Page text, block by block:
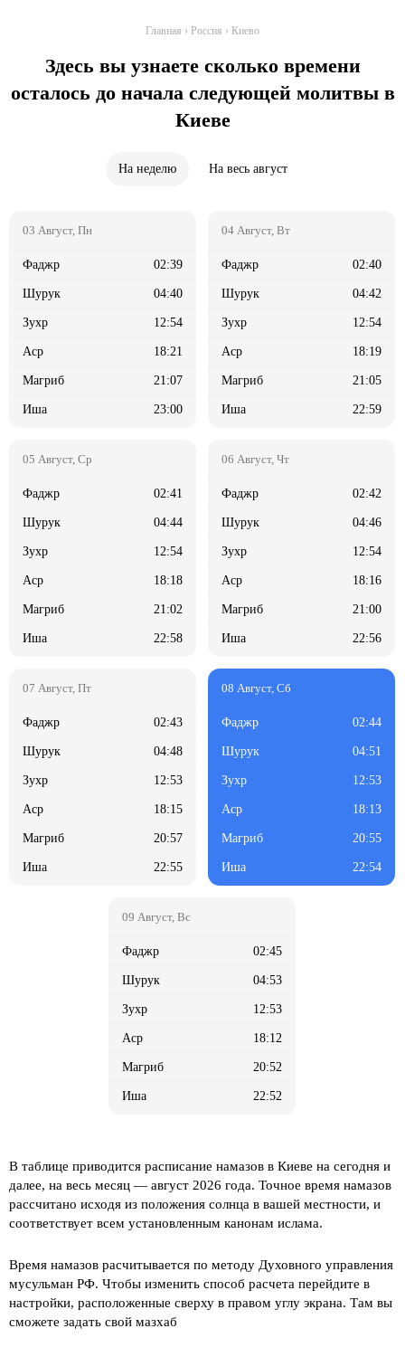
Главная › Россия › Киево
Здесь вы узнаете сколько времени
осталось до начала следующей молитвы в
Киеве
На неделю На весь август
02:39
04:40
12:54
18:21
21:07
23:00
02:40
04:42
12:54
18:19
21:05
22:59
02:41
04:44
12:54
18:18
21:02
22:58
02:42
04:46
12:54
18:16
21:00
22:56
02:43
04:48
12:53
18:15
20:57
22:55
02:44
04:51
12:53
18:13
20:55
22:54
02:45
04:53
12:53
18:12
20:52
22:52
В таблице приводится расписание намазов в Киеве на сегодня и
далее, на весь месяц — август 2026 года. Точное время намазов
рассчитано исходя из положения солнца в вашей местности, и
соответствует всем установленным канонам ислама.
Время намазов расчитывается по методу Духовного управления
мусульман РФ. Чтобы изменить способ расчета перейдите в
настройки, расположенные сверху в правом углу экрана. Там вы
сможете задать свой мазхаб